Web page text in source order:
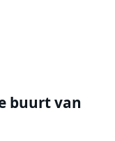
buurt van